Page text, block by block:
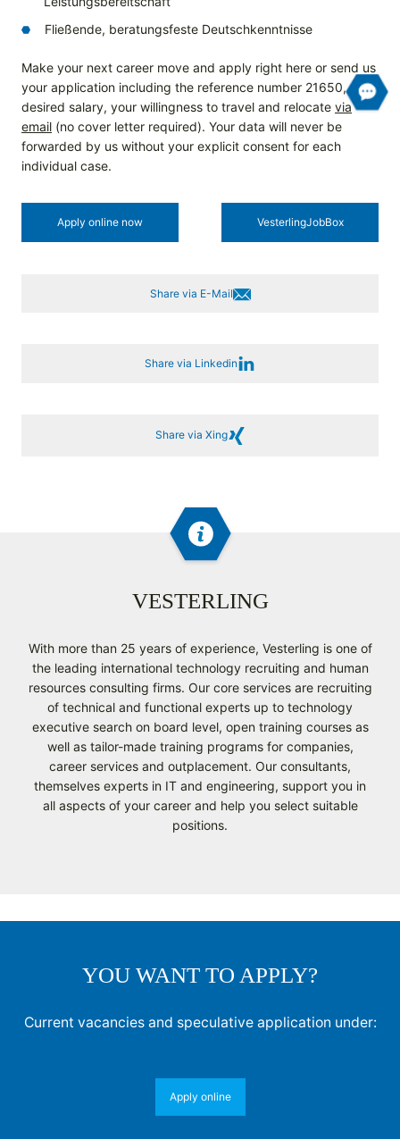
Fließende, beratungsfeste Deutschkenntnisse
Make your next career move and apply right here or send us
your application including the reference number 21650, your
desired salary, your willingness to travel and relocate via
email (no cover letter required). Your data will never be
forwarded by us without your explicit consent for each
individual case.
Apply online now Vesterling­JobBox
Share via E-Mail
Share via Linkedin
Share via Xing
VESTERLING
With more than 25 years of experience, Vesterling is one of
the leading international technology recruiting and human
resources consulting firms. Our core services are recruiting
of technical and functional experts up to technology
executive search on board level, open training courses as
well as tailor-made training programs for companies,
career services and outplacement. Our consultants,
themselves experts in IT and engineering, support you in
all aspects of your career and help you select suitable
positions.
YOU WANT TO APPLY?
Current vacancies and speculative application under:
Apply online